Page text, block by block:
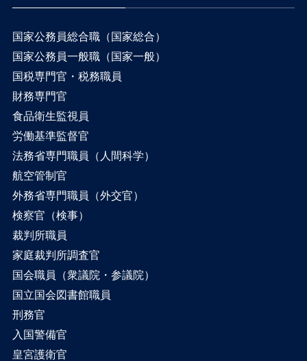
国家公務員総合職（国家総合）
国家公務員一般職（国家一般）
国税専門官・税務職員
財務専門官
食品衛生監視員
労働基準監督官
法務省専門職員（人間科学）
航空管制官
外務省専門職員（外交官）
検察官（検事）
裁判所職員
家庭裁判所調査官
国会職員（衆議院・参議院）
国立国会図書館職員
刑務官
入国警備官
皇宮護衛官